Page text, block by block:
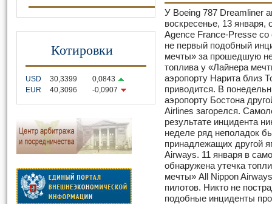
Котировки
USD 30,3399
0,0843
EUR
40,3096 -0,0907
У Boeing 787 Dreamliner
воскресенье, 13 января,
Agence France-Presse
не первый подобный
мечты» за прошедшую
топлива у «Лайнера
аэропорту Нарита близ
приводится. В
аэропорту Бостона
Airlines загорелся.
результате инцидента
неделе ряд неполадок
принадлежащих другой
Airways. 11 января в
обнаружена утечка
мечты» All Nippon
пилотов. Никто не
подобные инциденты